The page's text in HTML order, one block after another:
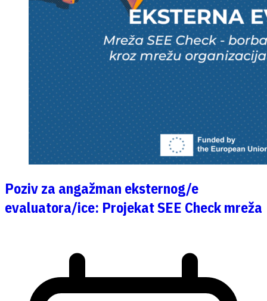
Poziv za angažman eksternog/e
evaluatora/ice: Projekat SEE Check mreža